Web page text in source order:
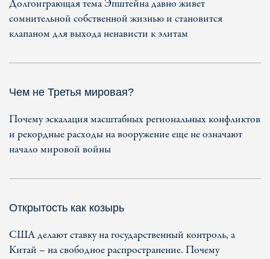
Долгоиграющая тема Эпштейна давно живет
сомнительной собственной жизнью и становится
клапаном для выхода ненависти к элитам
Чем не Третья мировая?
Почему эскалация масштабных региональных конфликтов
и рекордные расходы на вооружение еще не означают
начало мировой войны
Открытость как козырь
США делают ставку на государственный контроль, а
Китай – на свободное распространение. Почему